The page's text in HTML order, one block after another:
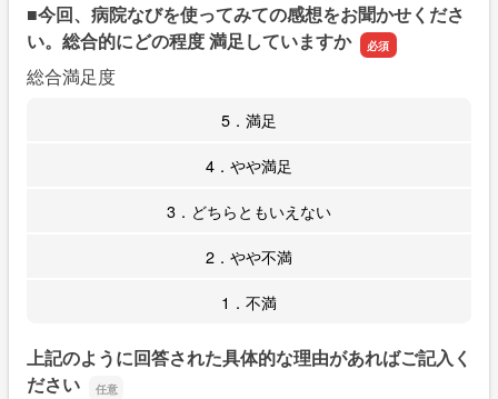
■今回、病院なびを使ってみての感想をお聞かせくださ
い。総合的にどの程度 満足していますか
総合満足度
5．満足
4．やや満足
3．どちらともいえない
2．やや不満
1．不満
上記のように回答された具体的な理由があればご記入く
ださい